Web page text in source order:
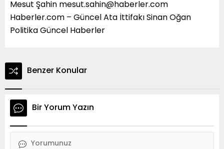
Mesut Şahin mesut.sahin@haberler.com
Haberler.com – Güncel Ata İttifakı Sinan Oğan
Politika Güncel Haberler
Benzer Konular
Bir Yorum Yazın